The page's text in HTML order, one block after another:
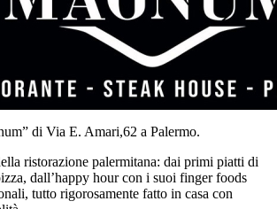
di Via E. Amari,62 a Palermo.
ristorazione palermitana: dai primi piatti di
dall’happy hour con i suoi finger foods
tutto rigorosamente fatto in casa con